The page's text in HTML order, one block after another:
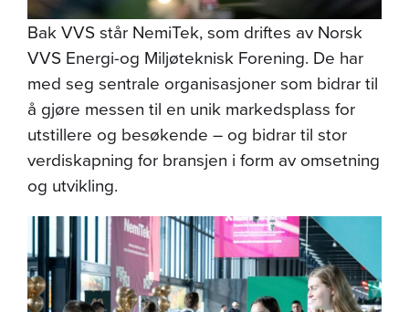
Bak VVS står NemiTek, som driftes av Norsk
VVS Energi-og Miljøteknisk Forening. De har
med seg sentrale organisasjoner som bidrar til
å gjøre messen til en unik markedsplass for
utstillere og besøkende – og bidrar til stor
verdiskapning for bransjen i form av omsetning
og utvikling.